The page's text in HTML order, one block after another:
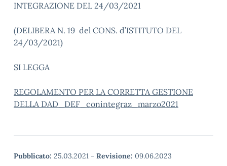
INTEGRAZIONE DEL 24/03/2021
(DELIBERA N. 19 del CONS. d’ISTITUTO DEL
24/03/2021)
SI LEGGA
REGOLAMENTO PER LA CORRETTA GESTIONE
DELLA DAD_DEF_conintegraz_marzo2021
Pubblicato: 25.03.2021 - Revisione: 09.06.2023